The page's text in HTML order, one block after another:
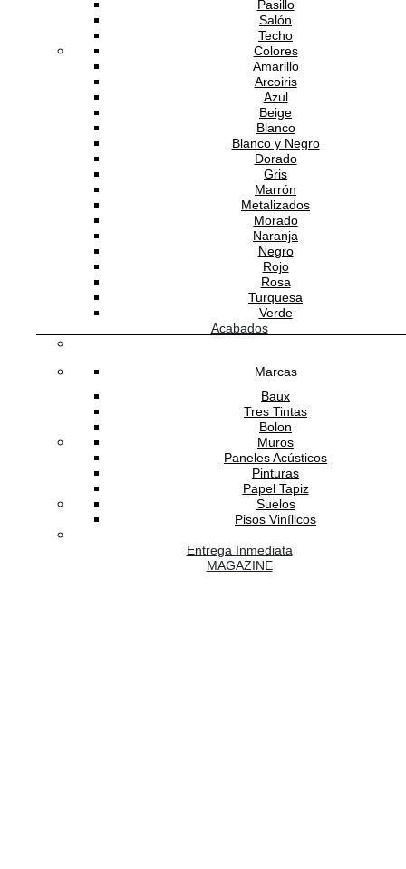
Pasillo
Salón
Techo
Colores
Amarillo
Arcoiris
Azul
Beige
Blanco
Blanco y Negro
Dorado
Gris
Marrón
Metalizados
Morado
Naranja
Negro
Rojo
Rosa
Turquesa
Verde
Acabados
Marcas
Baux
Tres Tintas
Bolon
Muros
Paneles Acústicos
Pinturas
Papel Tapiz
Suelos
Pisos Vinílicos
Entrega Inmediata
MAGAZINE